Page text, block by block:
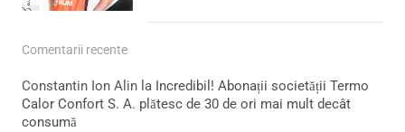
Comentarii recente
Constantin Ion Alin la Incredibil! Abonații societății Termo
Calor Confort S. A. plătesc de 30 de ori mai mult decât
consumă